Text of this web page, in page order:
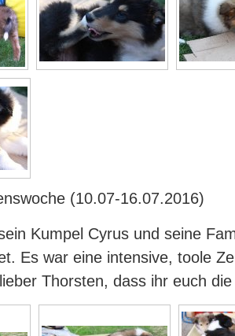
(10.07-16.07.2016)
Kumpel Cyrus und seine
Es war eine intensive, toole
Thorsten, dass ihr euch